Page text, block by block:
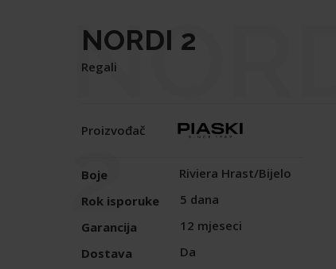
NORDI
2
NORDI 2
Regali
Proizvođač
Boje
Riviera Hrast/Bijelo
Rok isporuke
5 dana
Garancija
12 mjeseci
Dostava
Da